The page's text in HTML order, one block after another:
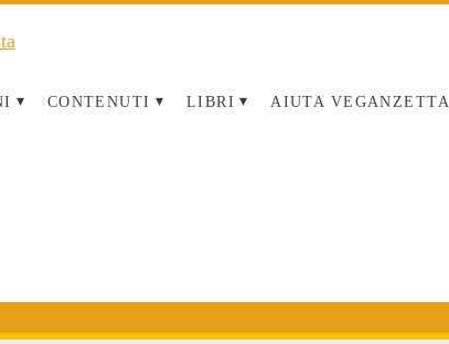
CONTENUTI LIBRI AIUTA VEGANZETTA